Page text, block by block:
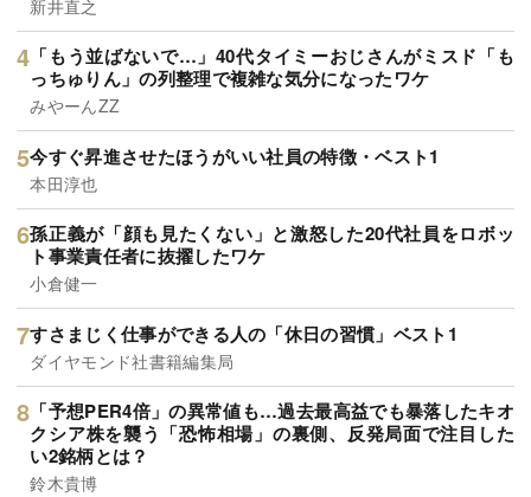
新井直之
「もう並ばないで…」40代タイミーおじさんがミスド「も
っちゅりん」の列整理で複雑な気分になったワケ
みやーんZZ
今すぐ昇進させたほうがいい社員の特徴・ベスト1
本田淳也
孫正義が「顔も見たくない」と激怒した20代社員をロボッ
ト事業責任者に抜擢したワケ
小倉健一
すさまじく仕事ができる人の「休日の習慣」ベスト1
ダイヤモンド社書籍編集局
「予想PER4倍」の異常値も…過去最高益でも暴落したキオ
クシア株を襲う「恐怖相場」の裏側、反発局面で注目した
い2銘柄とは？
鈴木貴博